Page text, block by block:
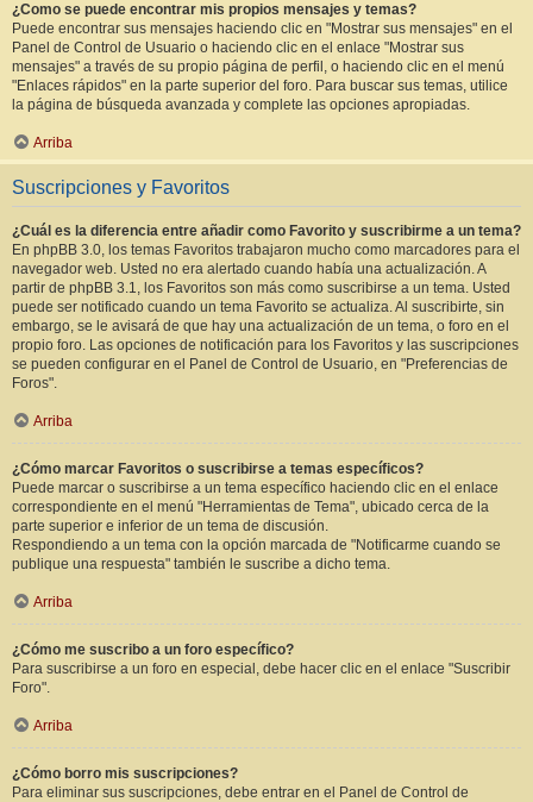
¿Como se puede encontrar mis propios mensajes y temas?
Puede encontrar sus mensajes haciendo clic en "Mostrar sus mensajes" en el
Panel de Control de Usuario o haciendo clic en el enlace "Mostrar sus
mensajes" a través de su propio página de perfil, o haciendo clic en el menú
"Enlaces rápidos" en la parte superior del foro. Para buscar sus temas, utilice
la página de búsqueda avanzada y complete las opciones apropiadas.
Arriba
Suscripciones y Favoritos
¿Cuál es la diferencia entre añadir como Favorito y suscribirme a un tema?
En phpBB 3.0, los temas Favoritos trabajaron mucho como marcadores para el
navegador web. Usted no era alertado cuando había una actualización. A
partir de phpBB 3.1, los Favoritos son más como suscribirse a un tema. Usted
puede ser notificado cuando un tema Favorito se actualiza. Al suscribirte, sin
embargo, se le avisará de que hay una actualización de un tema, o foro en el
propio foro. Las opciones de notificación para los Favoritos y las suscripciones
se pueden configurar en el Panel de Control de Usuario, en "Preferencias de
Foros".
Arriba
¿Cómo marcar Favoritos o suscribirse a temas específicos?
Puede marcar o suscribirse a un tema específico haciendo clic en el enlace
correspondiente en el menú "Herramientas de Tema", ubicado cerca de la
parte superior e inferior de un tema de discusión.
Respondiendo a un tema con la opción marcada de "Notificarme cuando se
publique una respuesta" también le suscribe a dicho tema.
Arriba
¿Cómo me suscribo a un foro específico?
Para suscribirse a un foro en especial, debe hacer clic en el enlace "Suscribir
Foro".
Arriba
¿Cómo borro mis suscripciones?
Para eliminar sus suscripciones, debe entrar en el Panel de Control de